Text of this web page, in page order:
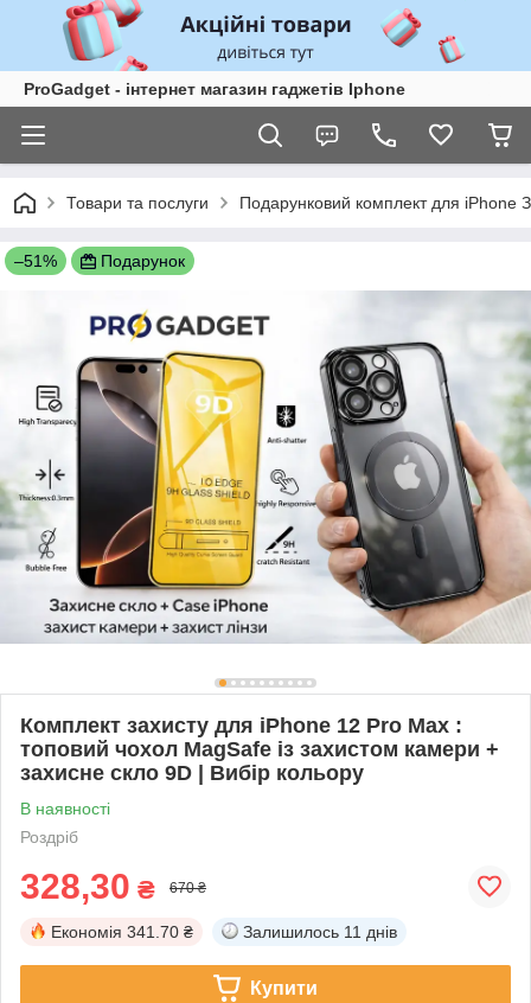
ProGadget - iнтернет магазин гаджетів Iphone
Товари та послуги Подарунковий комплект для iPhone
–51% Подарунок
Комплект захисту для iPhone 12 Pro Max :
топовий чохол MagSafe із захистом камери +
захисне скло 9D | Вибір кольору
В наявності
Роздріб
328,30 ₴ 670 ₴
Економія 341.70 ₴ Залишилось 11 днів
Купити